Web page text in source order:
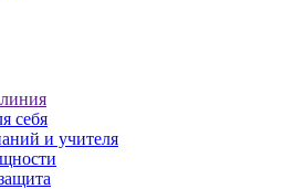
себя
и учителя